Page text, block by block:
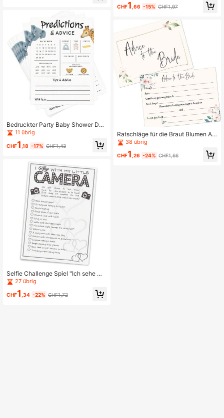
Bedruckter Party Baby Shower Dsc
hungel Abenteuer Thema (Windel T
11 übrig
CHF1 ,18 -17% CHF1,43
Selfie Challenge Spiel "Ich sehe wa
s, was du nicht siehst" Hochzeitsga
stgeschenkkarten in Schwarz-Weiß
27 übrig
CHF1 ,34 -22% CHF1,72
CHF1 ,66 -15% CHF1,97
Ratschläge für die Braut Blumen Au
sfüll-Karten für Bridal-Shower
38 übrig
CHF1 ,26 -24% CHF1,66